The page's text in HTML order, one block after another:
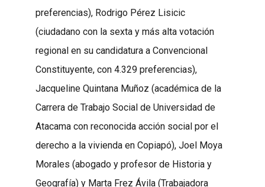
preferencias), Rodrigo Pérez Lisicic
(ciudadano con la sexta y más alta votación
regional en su candidatura a Convencional
Constituyente, con 4.329 preferencias),
Jacqueline Quintana Muñoz (académica de la
Carrera de Trabajo Social de Universidad de
Atacama con reconocida acción social por el
derecho a la vivienda en Copiapó), Joel Moya
Morales (abogado y profesor de Historia y
Geografía) y Marta Frez Ávila (Trabajadora